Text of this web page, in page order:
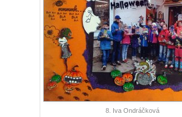
8. Iva Ondráčková